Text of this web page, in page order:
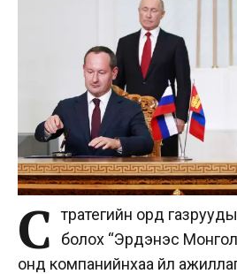
С
тратегийн орд
болох “Эрдэнэс
онд компанийнхаа үйл